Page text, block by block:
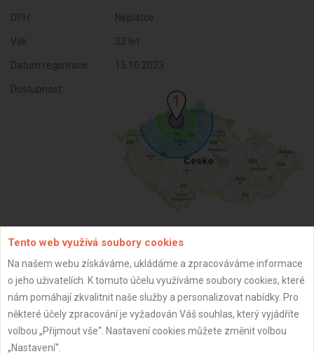
DPH: Neplátce
Věk: 32 let
Datum registrace: 15.10.2023
Dostupnost:
Aktualizováno z portálu ARES dne 03.12.2025 13:15:01
Tento web využívá soubory cookies
Na našem webu získáváme, ukládáme a zpracováváme informace
o jeho uživatelích. K tomuto účelu využíváme soubory cookies, které
nám pomáhají zkvalitnit naše služby a personalizovat nabídky. Pro
některé účely zpracování je vyžadován Váš souhlas, který vyjádříte
volbou „Přijmout vše“. Nastavení cookies můžete změnit volbou
„Nastavení“.